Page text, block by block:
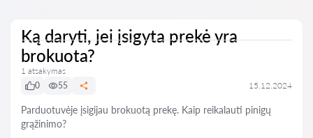
Ką daryti, jei įsigyta prekė yra
brokuota?
1 atsakymas
0
55 15.12.2024
Parduotuvėje įsigijau brokuotą prekę. Kaip reikalauti pinigų
grąžinimo?